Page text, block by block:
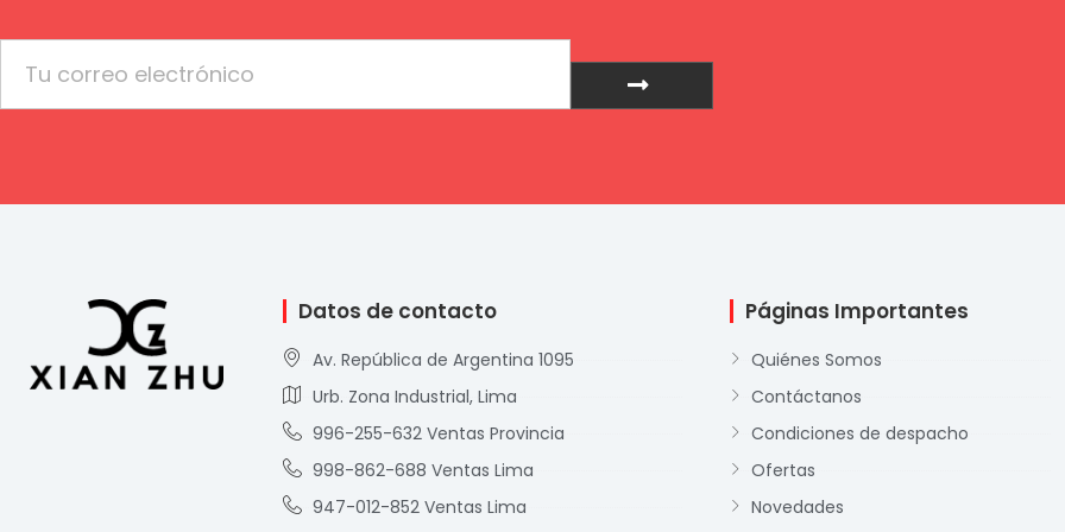
Enviar
Datos de contacto
Av. República de Argentina 1095
Urb. Zona Industrial, Lima
996-255-632 Ventas Provincia
998-862-688 Ventas Lima
947-012-852 Ventas Lima
Páginas Importantes
Quiénes Somos
Contáctanos
Condiciones de despacho
Ofertas
Novedades